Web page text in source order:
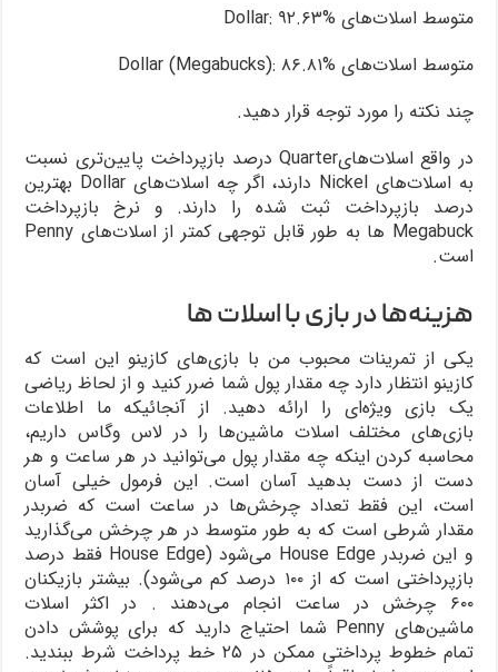
متوسط اسلات‌های Dollar: ۹۲.۶۳%
متوسط اسلات‌های Dollar (Megabucks): ۸۶.۸۱%
چند نکته را مورد توجه قرار دهید.
در واقع اسلات‌هایQuarter درصد بازپرداخت پایین‌تری نسبت
به اسلات‌های Nickel دارند، اگر چه اسلات‌های Dollar بهترین
درصد بازپرداخت ثبت شده را دارند. و نرخ بازپرداخت
Megabuck ها به طور قابل توجهی کمتر از اسلات‌های Penny
است.
هزینه‌ها در بازی با اسلات ها
یکی از تمرینات محبوب من با بازی‌های کازینو این است که
کازینو انتظار دارد چه مقدار پول شما ضرر کنید و از لحاظ ریاضی
یک بازی ویژه‌ای را ارائه دهید. از آنجائیکه ما اطلاعات
بازی‌های مختلف اسلات ماشین‌ها را در لاس وگاس داریم،
محاسبه کردن اینکه چه مقدار پول می‌توانید در هر ساعت و هر
دست از دست بدهید آسان است. این فرمول خیلی آسان
است، این فقط تعداد چرخش‌ها در ساعت است که ضربدر
مقدار شرطی است که به طور متوسط در هر چرخش می‌گذارید
و این ضربدر House Edge می‌شود (House Edge فقط درصد
بازپرداختی است که از ۱۰۰ درصد کم می‌شود). بیشتر بازیکنان
۶۰۰ چرخش در ساعت انجام می‌دهند . در اکثر اسلات
ماشین‌های Penny شما احتیاج دارید که برای پوشش دادن
تمام خطوط پرداختی ممکن در ۲۵ خط پرداخت شرط ببندید.